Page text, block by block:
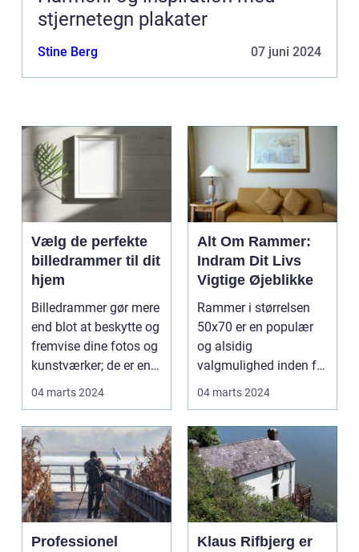
stjernetegn plakater
Stine Berg 07 juni 2024
Vælg de perfekte
billedrammer til dit
hjem
Billedrammer gør mere
end blot at beskytte og
fremvise dine fotos og
kunstværker; de er en
integrere...
04 marts 2024
Alt Om Rammer:
Indram Dit Livs
Vigtige Øjeblikke
Rammer i størrelsen
50x70 er en populær
og alsidig
valgmulighed inden for
indramning af billeder,
04 marts 2024
Professionel
Klaus Rifbjerg er